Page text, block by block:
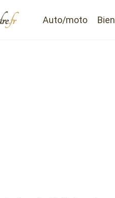
Auto/moto